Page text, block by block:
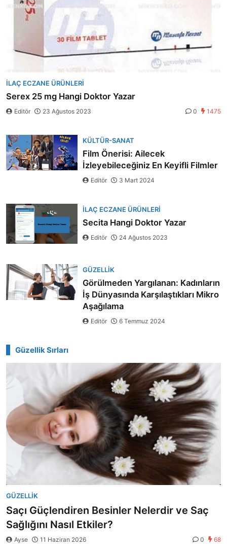
İLAÇ ECZANE ÜRÜNLERI
Serex 25 mg Hangi Doktor Yazar
Editör 23 Ağustos 2023 0 1475
KÜLTÜR-SANAT
Film Önerisi: Ailecek
İzleyebileceğiniz En Keyifli Filmler
Editör 3 Mart 2024
İLAÇ ECZANE ÜRÜNLERI
Secita Hangi Doktor Yazar
Editör 24 Ağustos 2023
GÜZELLIK
Görülmeden Yargılanan: Kadınların
İş Dünyasında Karşılaştıkları Mikro
Aşağılama
Editör 6 Temmuz 2024
Güzellik Sırları
GÜZELLIK
Saçı Güçlendiren Besinler Nelerdir ve Saç
Sağlığını Nasıl Etkiler?
Ayse 11 Haziran 2026 0 68